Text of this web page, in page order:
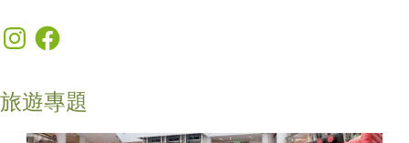
InstagramFacebook
旅遊專題